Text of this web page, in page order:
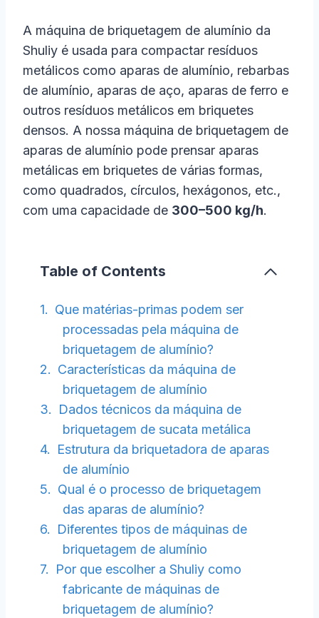
A máquina de briquetagem de alumínio da
Shuliy é usada para compactar resíduos
metálicos como aparas de alumínio, rebarbas
de alumínio, aparas de aço, aparas de ferro e
outros resíduos metálicos em briquetes
densos. A nossa máquina de briquetagem de
aparas de alumínio pode prensar aparas
metálicas em briquetes de várias formas,
como quadrados, círculos, hexágonos, etc.,
com uma capacidade de 300–500 kg/h.
Table of Contents
Que matérias-primas podem ser
processadas pela máquina de
briquetagem de alumínio?
Características da máquina de
briquetagem de alumínio
Dados técnicos da máquina de
briquetagem de sucata metálica
Estrutura da briquetadora de aparas
de alumínio
Qual é o processo de briquetagem
das aparas de alumínio?
Diferentes tipos de máquinas de
briquetagem de alumínio
Por que escolher a Shuliy como
fabricante de máquinas de
briquetagem de alumínio?